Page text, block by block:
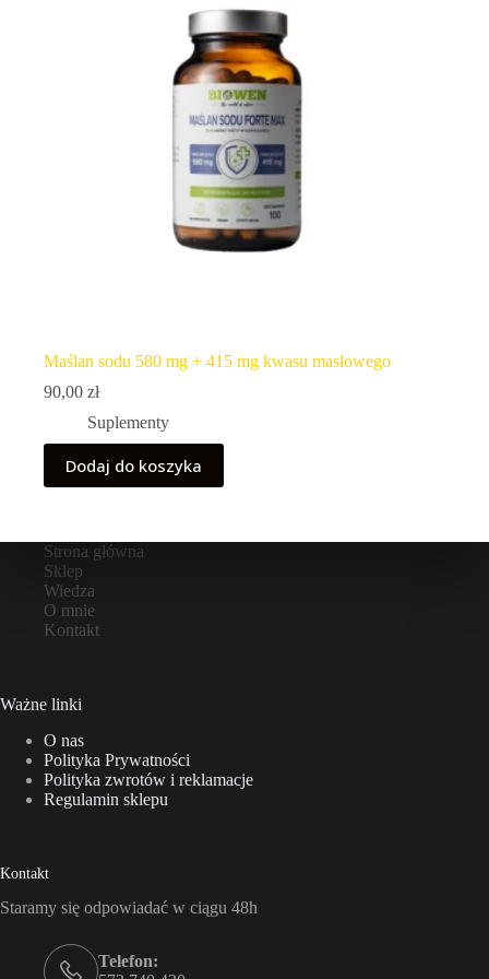
Maślan sodu 580 mg + 415 mg kwasu masłowego
90,00 zł
Suplementy
Dodaj do koszyka
Strona główna
Sklep
Wiedza
O mnie
Kontakt
Ważne linki
O nas
Polityka Prywatności
Polityka zwrotów i reklamacje
Regulamin sklepu
Kontakt
Staramy się odpowiadać w ciągu 48h
Telefon: